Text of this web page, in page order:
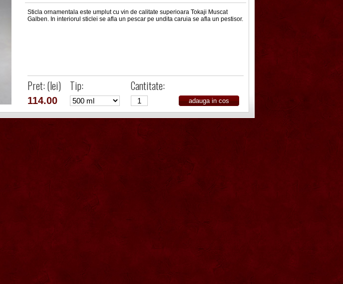
Sticla ornamentala este umplut cu vin de calitate superioara Tokaji Muscat
Galben. In interiorul sticlei se afla un pescar pe undita caruia se afla un pestisor.
Pret: (lei) Tip: Cantitate:
114.00